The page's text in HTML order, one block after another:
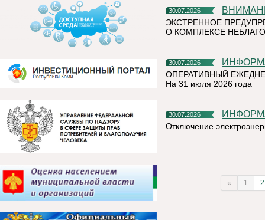
30.07.2026
ЭКСТРЕННОЕ
О КОМПЛЕКСЕ
30.07.2026
ОПЕРАТИВНЫЙ
На 31 июля 2026 года
30.07.2026
Отключение
« 1 2